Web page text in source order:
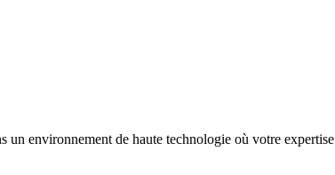
un environnement de haute technologie où votre